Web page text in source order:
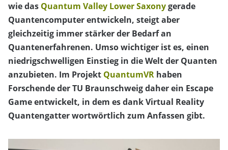
wie das Quantum Valley Lower Saxonygerade
Quantencomputer entwickeln, steigt aber
gleichzeitig immer stärker der Bedarf an
Quantenerfahrenen. Umso wichtiger ist es, einen
niedrigschwelligen Einstieg in die Welt der Quanten
anzubieten. Im Projekt QuantumVR haben
Forschende der TU Braunschweig daher ein Escape
Game entwickelt, in dem es dank Virtual Reality
Quantengatter wortwörtlich zum Anfassen gibt.